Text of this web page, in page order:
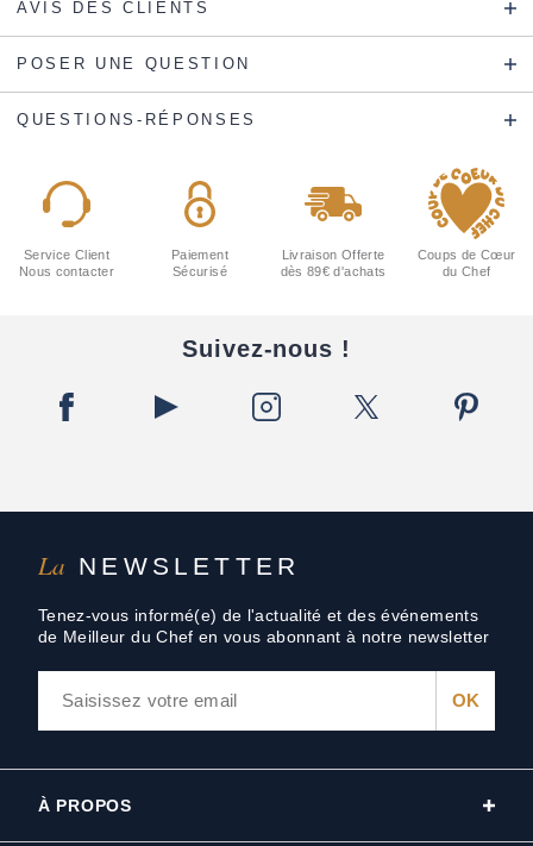
AVIS DES CLIENTS
POSER UNE QUESTION
QUESTIONS-RÉPONSES
La NEWSLETTER
Tenez-vous informé(e) de l'actualité et des événements
de Meilleur du Chef en vous abonnant à notre newsletter
Service Client
Nous contacter
Paiement
Sécurisé
Livraison Offerte
dès 89€ d'achats
Coups de Cœur
du Chef
Suivez-nous !
À PROPOS